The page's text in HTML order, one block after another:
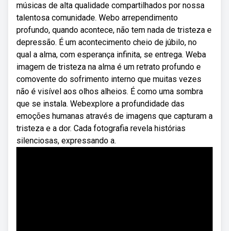
músicas de alta qualidade compartilhados por nossa
talentosa comunidade. Webo arrependimento
profundo, quando acontece, não tem nada de tristeza e
depressão. É um acontecimento cheio de júbilo, no
qual a alma, com esperança infinita, se entrega. Weba
imagem de tristeza na alma é um retrato profundo e
comovente do sofrimento interno que muitas vezes
não é visível aos olhos alheios. É como uma sombra
que se instala. Webexplore a profundidade das
emoções humanas através de imagens que capturam a
tristeza e a dor. Cada fotografia revela histórias
silenciosas, expressando a.